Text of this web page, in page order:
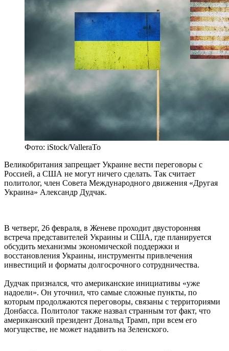
Фото: iStock/ValleraTo
Великобритания запрещает Украине вести переговоры с
Россией, а США не могут ничего сделать. Так считает
политолог, член Совета Международного движения «Другая
Украина» Александр Дудчак.
В четверг, 26 февраля, в Женеве проходит двусторонняя
встреча представителей Украины и США, где планируется
обсудить механизмы экономической поддержки и
восстановления Украины, инструменты привлечения
инвестиций и форматы долгосрочного сотрудничества.
Дудчак признался, что американские инициативы «уже
надоели». Он уточнил, что самые сложные пункты, по
которым продолжаются переговоры, связаны с территориями
Донбасса. Политолог также назвал странным тот факт, что
американский президент Дональд Трамп, при всем его
могуществе, не может надавить на Зеленского.